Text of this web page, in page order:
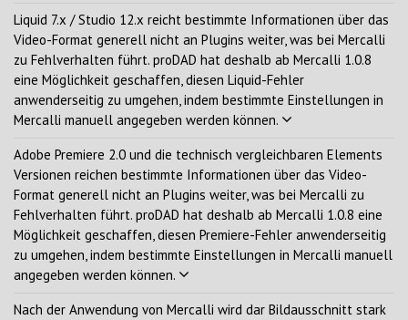
Liquid 7.x / Studio 12.x reicht bestimmte Informationen über das
Video-Format generell nicht an Plugins weiter, was bei Mercalli
zu Fehlverhalten führt. proDAD hat deshalb ab Mercalli 1.0.8
eine Möglichkeit geschaffen, diesen Liquid-Fehler
anwenderseitig zu umgehen, indem bestimmte Einstellungen in
Mercalli manuell angegeben werden können.
Adobe Premiere 2.0 und die technisch vergleichbaren Elements
Versionen reichen bestimmte Informationen über das Video-
Format generell nicht an Plugins weiter, was bei Mercalli zu
Fehlverhalten führt. proDAD hat deshalb ab Mercalli 1.0.8 eine
Möglichkeit geschaffen, diesen Premiere-Fehler anwenderseitig
zu umgehen, indem bestimmte Einstellungen in Mercalli manuell
angegeben werden können.
Nach der Anwendung von Mercalli wird dar Bildausschnitt stark